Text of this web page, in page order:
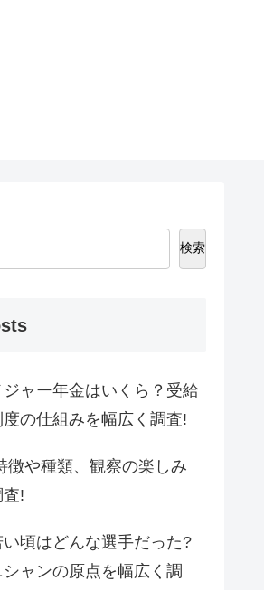
検索
ャー年金はいくら？受給
の仕組みを幅広く調査!
徴や種類、観察の楽しみ
!
頃はどんな選手だった?
ャンの原点を幅広く調